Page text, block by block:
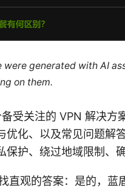
generated with AI
on them.
受关注的 VPN 解决方
优化、以及常见问题解
保护、绕过地域限制、
直观的答案：是的，